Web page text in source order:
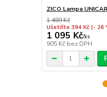
ZICO Lampa
1 489 Kč
Ušetříte 394 Kč (- 26
1 095 Kč/ks
905 Kč bez DPH